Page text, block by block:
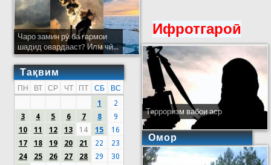
Чаро замин рӯ ба гармои
шадид овардааст? Илм чӣ...
Тақвим
ПН ВТ СР ЧТ ПТ СБ
ВС
1
2
3
4 5 6 7 8
9
10
11 12 13 14 15
16
17
18 19 20 21 22
23
24
25 26 27 28 29
30
Ифротгароӣ
Терроризм вабои аср
Омор